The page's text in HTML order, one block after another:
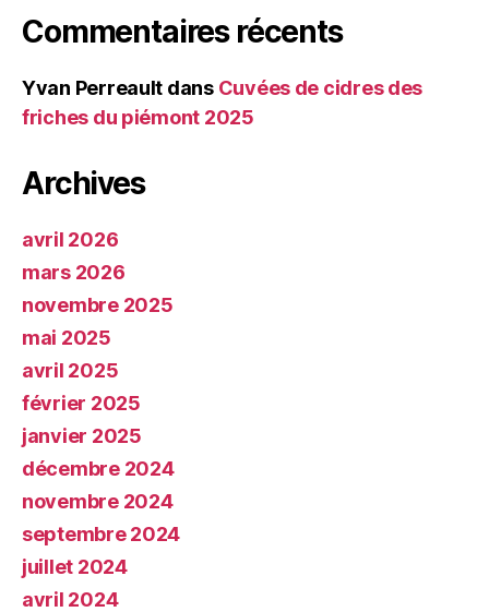
Commentaires récents
Yvan Perreault dans Cuvées de cidres des
friches du piémont 2025
Archives
avril 2026
mars 2026
novembre 2025
mai 2025
avril 2025
février 2025
janvier 2025
décembre 2024
novembre 2024
septembre 2024
juillet 2024
avril 2024